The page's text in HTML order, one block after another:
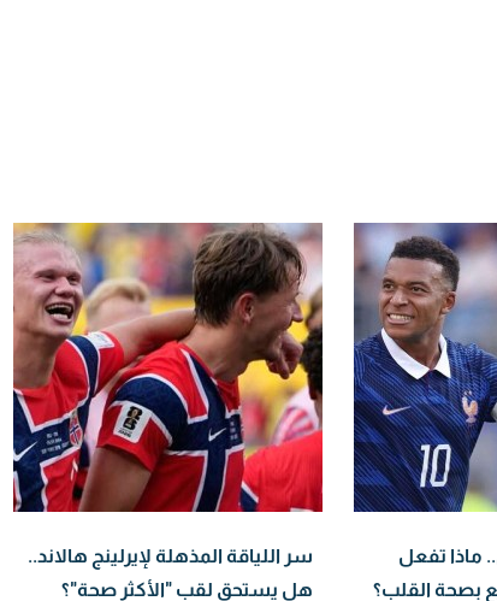
ماذا تفعل
بصحة القلب؟
سر اللياقة المذهلة لإيرلينج هالاند..
هل يستحق لقب "الأكثر صحة"؟